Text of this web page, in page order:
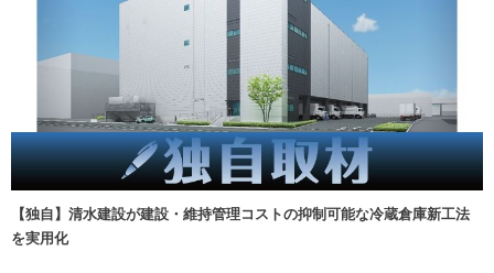
【独自】清水建設が建設・維持管理コストの抑制可能な冷蔵倉庫新工法
を実用化